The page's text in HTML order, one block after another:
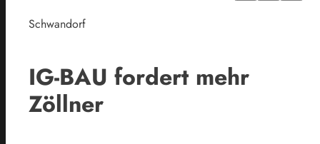
Schwandorf
IG-BAU fordert mehr
Zöllner